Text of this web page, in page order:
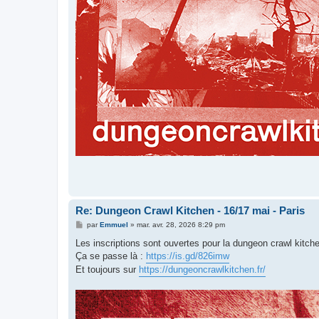
Re: Dungeon Crawl Kitchen - 16/17 mai - Paris
M
s
a
g
e
parEmmuel » mar. avr. 28, 2026 8:29 pm
Les inscriptions sont ouvertes pour la dungeon crawl
Ça se passe là : https://is.gd/826imw
Et toujours sur https://dungeoncrawlkitchen.fr/